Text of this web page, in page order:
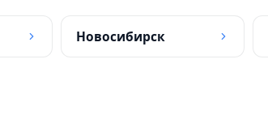
Новосибирск